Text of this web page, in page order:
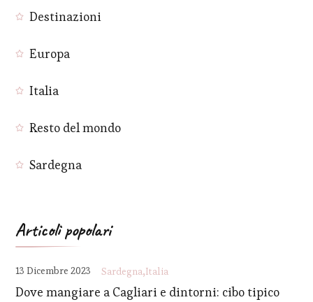
Destinazioni
Europa
Italia
Resto del mondo
Sardegna
Articoli popolari
Sardegna Italia
Dove mangiare a Cagliari e dintorni: cibo tipico
13 Dicembre 2023